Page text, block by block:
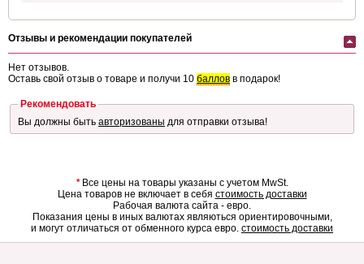
Отзывы и рекомендации покупателей
Нет отзывов.
Оставь свой отзыв о товаре и получи 10 баллов в подарок!
Рекомендовать
Вы должны быть авторизованы для отправки отзыва!
*Все цены на товары указаны с учетом MwSt.
Цена товаров не включает в себя стоимость доставки
Рабочая валюта сайта - евро.
Показания цены в иных валютах являються ориентировочными,
и могут отличаться от обменного курса евро. стоимость доставки